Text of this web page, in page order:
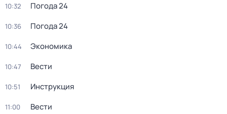
10:32 Погода 24
10:36 Погода 24
10:44 Экономика
10:47 Вести
10:51 Инструкция
11:00 Вести